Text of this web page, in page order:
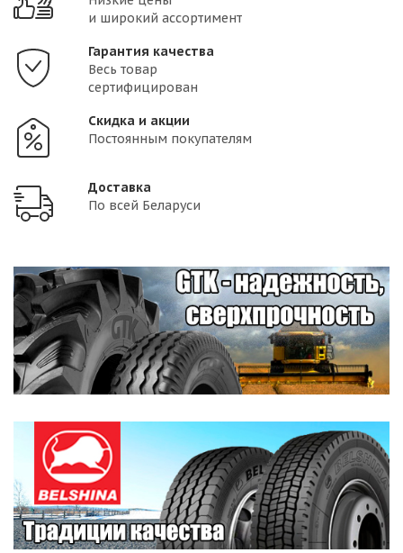
и широкий ассортимент
Гарантия качества
Весь товар
сертифицирован
Скидка и акции
Постоянным покупателям
Доставка
По всей Беларуси